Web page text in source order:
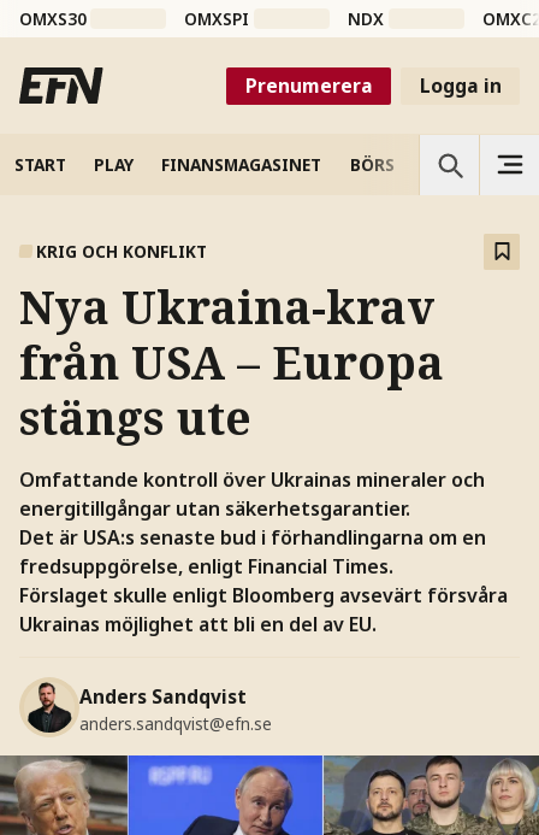
OMXS30 OMXSPI NDX
Prenumerera Logga in
START PLAY FINANSMAGASINET BÖRS VETENSKAP
KRIG OCH KONFLIKT
Nya Ukraina-krav
från USA – Europa
stängs ute
Omfattande kontroll över Ukrainas mineraler och
energitillgångar utan säkerhetsgarantier.
Det är USA:s senaste bud i förhandlingarna om en
fredsuppgörelse, enligt Financial Times.
Förslaget skulle enligt Bloomberg avsevärt försvåra
Ukrainas möjlighet att bli en del av EU.
Anders Sandqvist
anders.sandqvist@efn.se